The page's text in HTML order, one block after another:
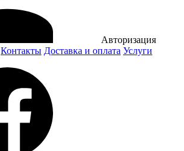
Авторизация
Контакты Доставка и оплата Услуги